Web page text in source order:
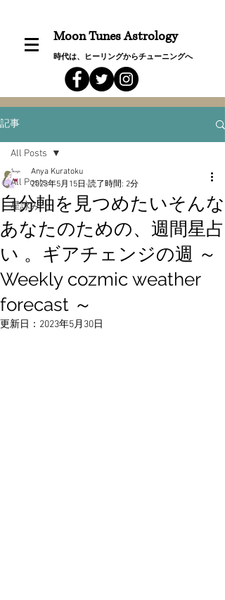
Moon Tunes Astrology
時代は、ヒーリングからチューニングへ
記事
All Posts
星詠み
All Posts
自分軸を見つめたいそんな
あなたのための、週間星占
い 。ギアチェンジの週 ～
Weekly cozmic weather
forecast ～
Anya Kuratoku
2023年5月15日 読了時間: 2分
更新日： 2023年5月30日